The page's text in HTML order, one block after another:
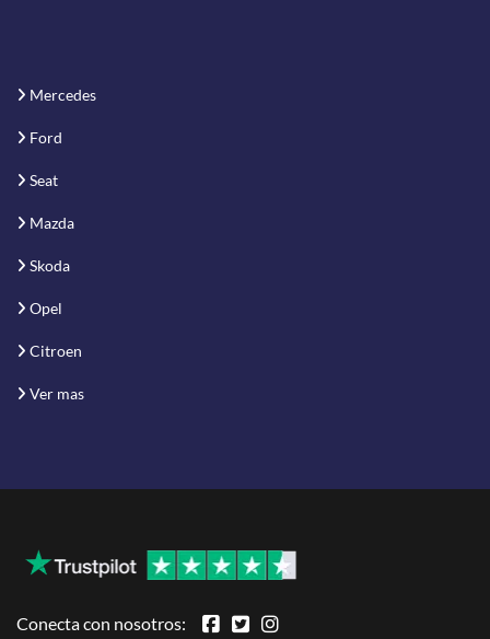
Mercedes
Ford
Seat
Mazda
Skoda
Opel
Citroen
Ver mas
Conecta con nosotros: